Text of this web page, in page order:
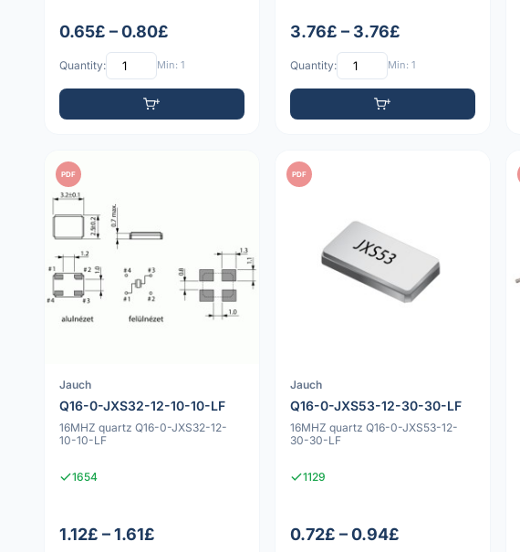
0.65£ – 0.80£
Quantity: Min: 1
3.76£ – 3.76£
Quantity: Min: 1
PDF
Jauch
Q16-0-JXS32-12-10-10-LF
16MHZ quartz Q16-0-JXS32-12-
10-10-LF
1654
1.12£ – 1.61£
PDF
Jauch
Q16-0-JXS53-12-30-30-LF
16MHZ quartz Q16-0-JXS53-12-
30-30-LF
1129
0.72£ – 0.94£